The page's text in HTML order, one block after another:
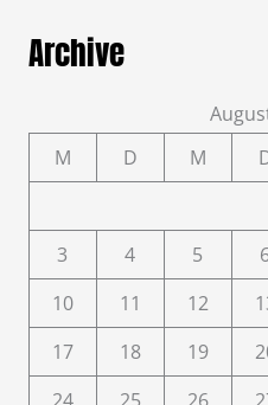
Archive
M
D M
3
4 5
10
11 12
17
18 19